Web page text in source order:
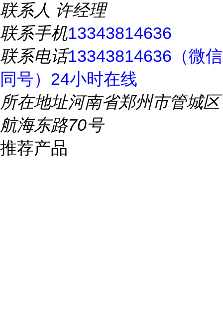
联系人 许经理
联系手机13343814636
联系电话13343814636（微信
同号）24小时在线
所在地址河南省郑州市管城区
航海东路70号
推荐产品